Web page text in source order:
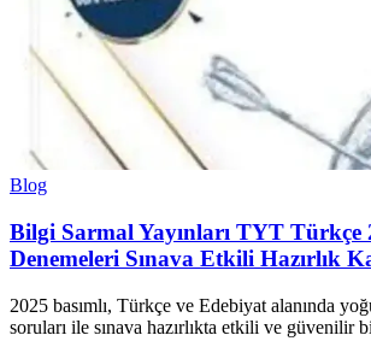
Blog
Bilgi Sarmal Yayınları TYT Türkçe
Denemeleri Sınava Etkili Hazırlık
2025 basımlı, Türkçe ve Edebiyat alanında
soruları ile sınava hazırlıkta etkili ve güvenilir